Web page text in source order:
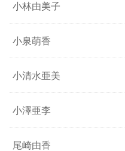
小林由美子
小泉萌香
小清水亜美
小澤亜李
尾崎由香